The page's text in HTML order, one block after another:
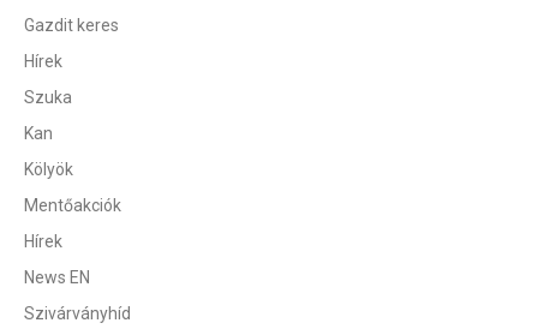
Gazdit keres
Hírek
Szuka
Kan
Kölyök
Mentőakciók
Hírek
News EN
Szivárványhíd